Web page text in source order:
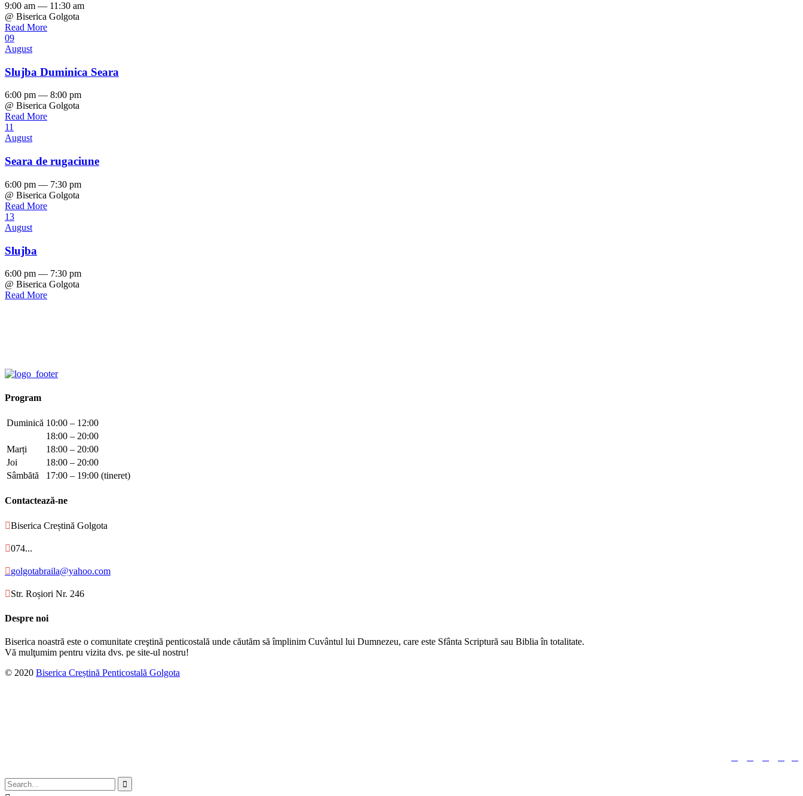
9:00 am — 11:30 am
@ Biserica Golgota
Read More
09
August
Slujba Duminica Seara
6:00 pm — 8:00 pm
@ Biserica Golgota
Read More
11
August
Seara de rugaciune
6:00 pm — 7:30 pm
@ Biserica Golgota
Read More
13
August
Slujba
6:00 pm — 7:30 pm
@ Biserica Golgota
Read More
Program
Duminică 10:00 – 12:00
18:00 – 20:00
Marți
18:00 – 20:00
Joi
18:00 – 20:00
Sâmbătă
17:00 – 19:00 (tineret)
Contactează-ne
Biserica Creștină Golgota
074...
golgotabraila@yahoo.com
Str. Roșiori Nr. 246
Despre noi
Biserica noastră este o comunitate creştină penticostală unde căutăm să împlinim Cuvântul lui Dumnezeu, care este Sfânta Scriptură sau Biblia în totalitate.
Vă mulţumim pentru vizita dvs. pe site-ul nostru!
© 2020 Biserica Creștină Penticostală Golgota
